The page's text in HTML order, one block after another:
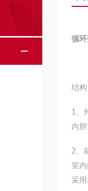
循
结
1、
内
2、
室
采